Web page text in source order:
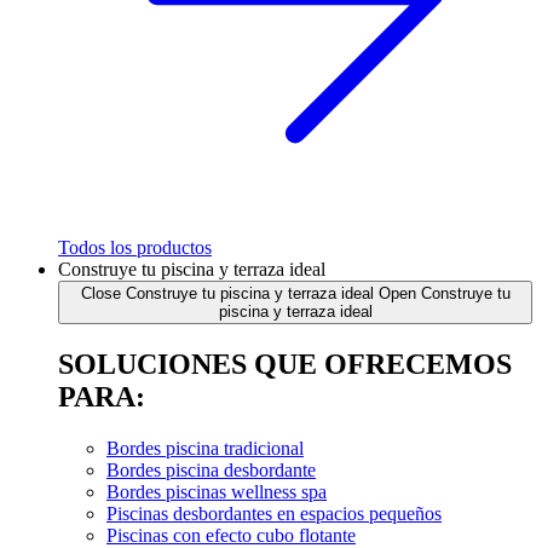
Todos los productos
Construye tu piscina y terraza ideal
Close Construye tu piscina y terraza ideal Open Construye tu
piscina y terraza ideal
SOLUCIONES QUE OFRECEMOS
PARA:
Bordes piscina tradicional
Bordes piscina desbordante
Bordes piscinas wellness spa
Piscinas desbordantes en espacios pequeños
Piscinas con efecto cubo flotante